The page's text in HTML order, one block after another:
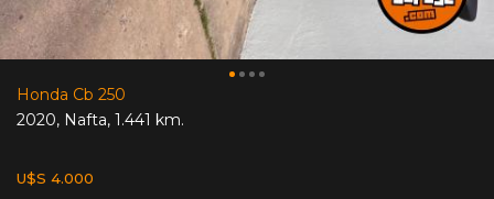
Honda Cb 250
2020, Nafta, 1.441 km.
U$S 4.000